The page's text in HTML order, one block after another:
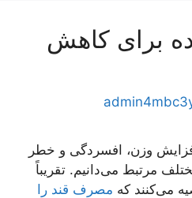
برای کاهش
وزن، افسردگی و خطر
مرتبط می‌دانیم. تقریباً
می‌کنند که مصرف قند را